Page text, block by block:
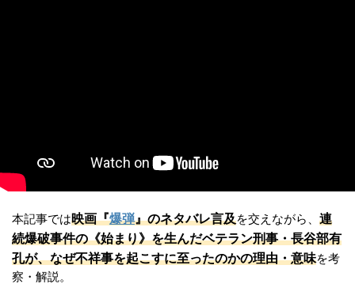
本記事では映画『爆弾』のネタバレ言及を交えながら、 連
続爆破事件の《始まり》を生んだベテラン刑事・長谷部有
孔が、なぜ不祥事を起こすに至ったのかの理由・意味を考
察・解説。